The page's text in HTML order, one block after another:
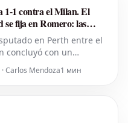
1-1 contra el Milan. El
fija en Romero: las
del 5 de agosto
en Perth entre el
concluyó con un
· Carlos Mendoza1 мин